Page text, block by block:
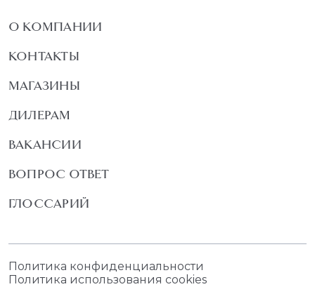
О КОМПАНИИ
КОНТАКТЫ
МАГАЗИНЫ
ДИЛЕРАМ
ВАКАНСИИ
ВОПРОС ОТВЕТ
ГЛОССАРИЙ
Политика конфиденциальности
Политика использования cookies